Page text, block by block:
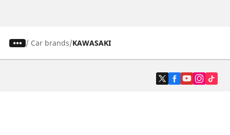
/ Car brands KAWASAKI